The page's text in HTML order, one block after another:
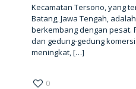
Kecamatan Tersono, yang
Batang, Jawa Tengah,
berkembang dengan pesat.
dan gedung-gedung
meningkat,[…]
0